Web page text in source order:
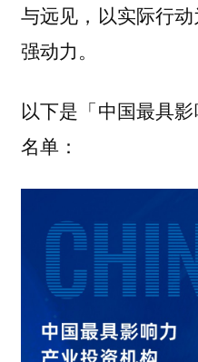
与远见，以实际行
强动力。
以下是「中国最具
名单：